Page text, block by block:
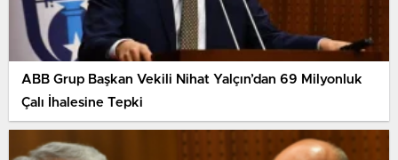
ABB Grup Başkan Vekili Nihat Yalçın’dan 69 Milyonluk
Çalı İhalesine Tepki